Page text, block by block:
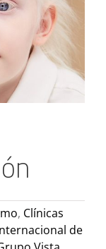
, Clínicas
de